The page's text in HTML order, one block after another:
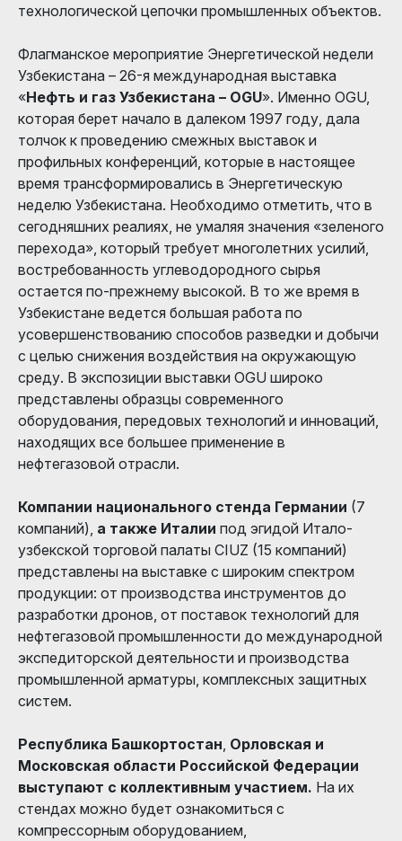
технологической цепочки промышленных объектов.
Флагманское мероприятие Энергетической недели
Узбекистана – 26-я международная выставка
«Нефть и газ Узбекистана – OGU». Именно OGU,
которая берет начало в далеком 1997 году, дала
толчок к проведению смежных выставок и
профильных конференций, которые в настоящее
время трансформировались в Энергетическую
неделю Узбекистана. Необходимо отметить, что в
сегодняшних реалиях, не умаляя значения «зеленого
перехода», который требует многолетних усилий,
востребованность углеводородного сырья
остается по-прежнему высокой. В то же время в
Узбекистане ведется большая работа по
усовершенствованию способов разведки и добычи
с целью снижения воздействия на окружающую
среду. В экспозиции выставки OGU широко
представлены образцы современного
оборудования, передовых технологий и инноваций,
находящих все большее применение в
нефтегазовой отрасли.
Компании национального стенда Германии (7
компаний), а также Италии под эгидой Итало-
узбекской торговой палаты CIUZ (15 компаний)
представлены на выставке с широким спектром
продукции: от производства инструментов до
разработки дронов, от поставок технологий для
нефтегазовой промышленности до международной
экспедиторской деятельности и производства
промышленной арматуры, комплексных защитных
систем.
Республика Башкортостан Орловская и
Московская области Российской Федерации
выступают с коллективным участием. На их
стендах можно будет ознакомиться с
компрессорным оборудованием,